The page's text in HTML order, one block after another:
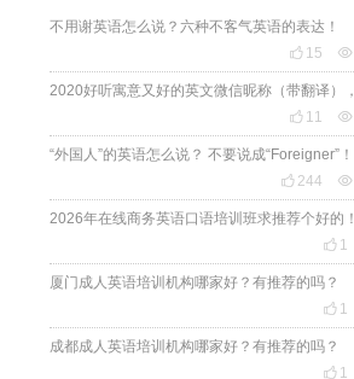
不用谢英语怎么说？六种不客气英语的表达！
 15 
 11 
“外国人”的英语怎么说？ 不要说成“Foreigner”！
 244 
 1
厦门成人英语培训机构哪家好？有推荐的吗？
 1
成都成人英语培训机构哪家好？有推荐的吗？
 1